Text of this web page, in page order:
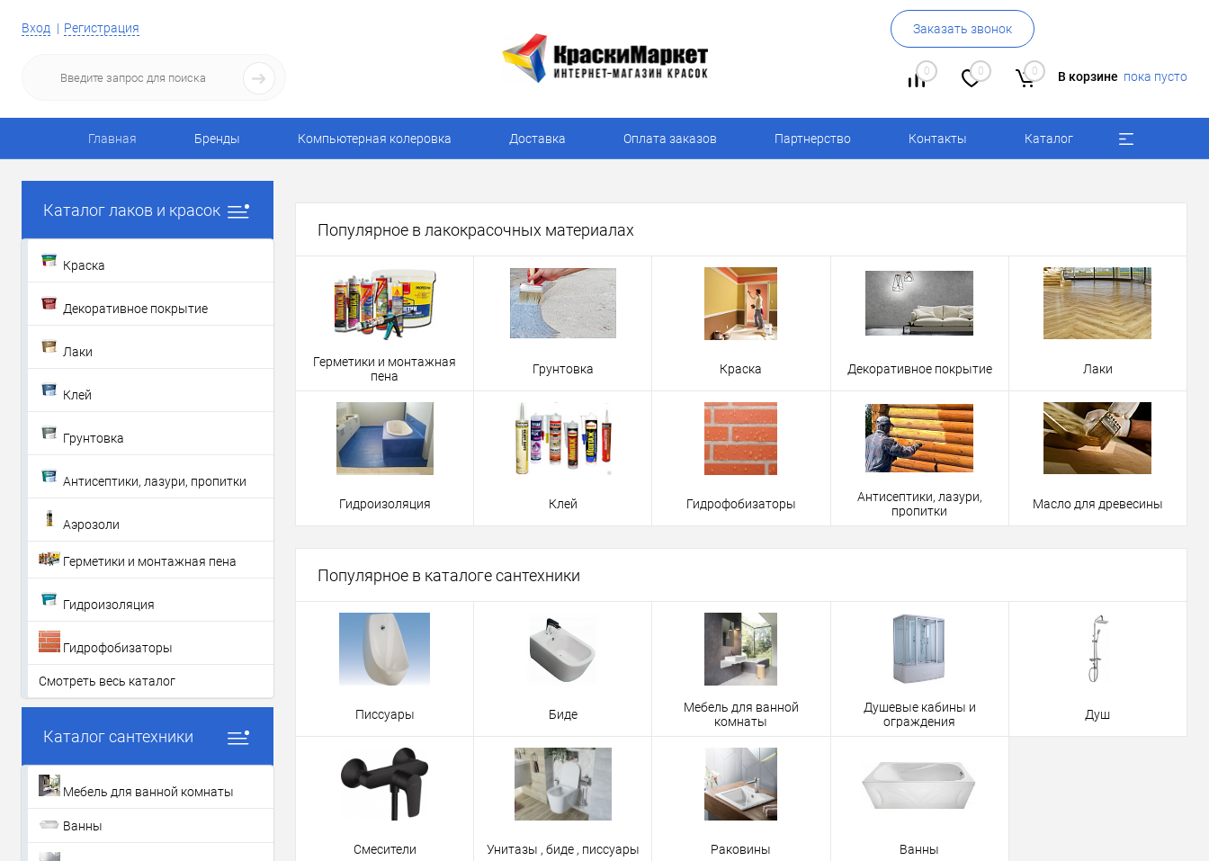
Вход Регистрация Заказать звонок
0 0 0 В корзине пока пусто
Главная Бренды Компьютерная колеровка Доставка Оплата заказов Партнерство Контакты Каталог
Каталог лаков и красок
Краска
Декоративное покрытие
Лаки
Клей
Грунтовка
Антисептики, лазури, пропитки
Аэрозоли
Герметики и монтажная пена
Гидроизоляция
Гидрофобизаторы
Смотреть весь каталог
Каталог сантехники
Мебель для ванной комнаты
Ванны
Популярное в лакокрасочных материалах
Герметики и монтажная
пена
Грунтовка Краска Декоративное покрытие Лаки
Гидроизоляция Клей Гидрофобизаторы
Антисептики, лазури,
пропитки
Масло для древесины
Популярное в каталоге сантехники
Писсуары Биде
Мебель для ванной
комнаты
Душевые кабины и
ограждения
Душ
Смесители Унитазы , биде , писсуары Раковины Ванны